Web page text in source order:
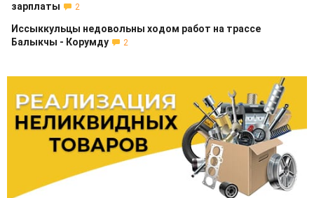
зарплаты
2
Иссыккульцы недовольны ходом работ на трассе
Балыкчы - Корумду
2